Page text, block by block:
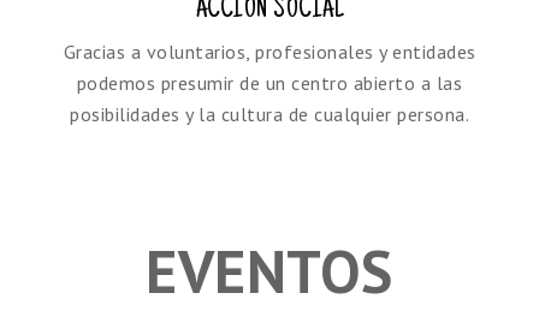
ACCIÓN SOCIAL
Gracias a voluntarios, profesionales y entidades
podemos presumir de un centro abierto a las
posibilidades y la cultura de cualquier persona.
EVENTOS